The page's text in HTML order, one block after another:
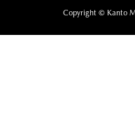
Copyright © Kanto